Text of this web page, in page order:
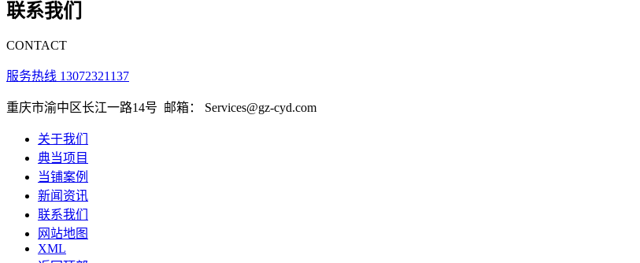
联系我们
CONTACT
服务热线 13072321137
重庆市渝中区长江一路14号 邮箱： Services@gz-cyd.com
关于我们
典当项目
当铺案例
新闻资讯
联系我们
网站地图
XML